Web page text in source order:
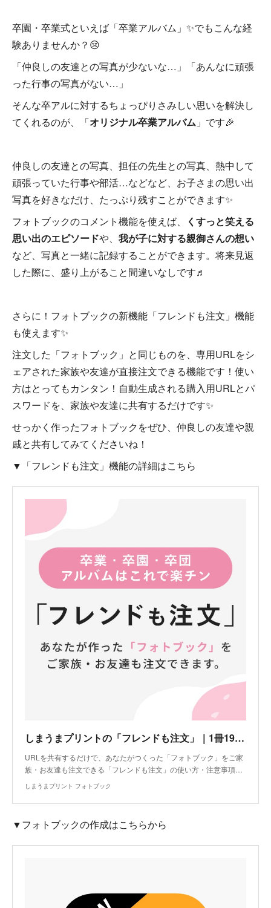
卒園・卒業式といえば「卒業アルバム」✨でもこんな経
験ありませんか？😢
「仲良しの友達との写真が少ないな…」「あんなに頑張
った行事の写真がない…」
そんな卒アルに対するちょっぴりさみしい思いを解決し
てくれるのが、「オリジナル卒業アルバム 」です🎉
仲良しの友達との写真、担任の先生との写真、熱中して
頑張っていた行事や部活…などなど、お子さまの思い出
写真を好きなだけ、たっぷり残すことができます✨
フォトブックのコメント機能を使えば、
くすっと笑える
思い出のエピソードや、 我が子に対する親御さんの想い
など、写真と一緒に記録することができます。将来見返
した際に、盛り上がること間違いなしです♬
さらに！フォトブックの新機能「フレンドも注文」機能
も使えます✨
注文した「フォトブック」と同じものを、専用URLをシ
ェアされた家族や友達が直接注文できる機能です！使い
方はとってもカンタン！自動生成される購入用URLとパ
スワードを、家族や友達に共有するだけです✨
せっかく作ったフォトブックをぜひ、仲良しの友達や親
戚と共有してみてくださいね！
▼「フレンドも注文」機能の詳細はこちら
しまうまプリントの「フレンドも注文」｜1冊198円から作れるしまうまプリント
URLを共有するだけで、あなたがつくった「フォトブック」をご家
族・お友達も注文できる「フレンドも注文」の使い方・注意事項…
しまうまプリント フォトブック
▼フォトブックの作成はこちらから